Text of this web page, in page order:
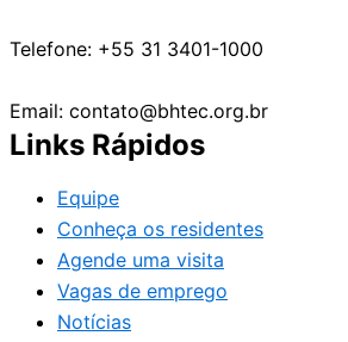
Telefone: +55 31 3401-1000
Email: contato@bhtec.org.br
Links Rápidos
Equipe
Conheça os residentes
Agende uma visita
Vagas de emprego
Notícias